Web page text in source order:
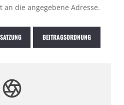
an die angegebene Adresse.
SATZUNG BEITRAGSORDNUNG